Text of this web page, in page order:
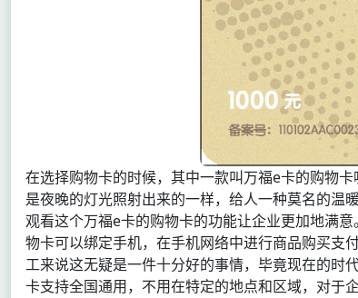
在选择购物卡的时候，其中一款叫万福e卡的购物
是夜晚的灯光照射出来的一样，给人一种莫名的温
观看这个万福e卡的购物卡的功能让企业更加地满
物卡可以绑定手机，在手机网络中进行商品购买支
工来说这无疑是一件十分好的事情，毕竟现在的时
卡支持全国通用，不用在特定的地点和区域，对于